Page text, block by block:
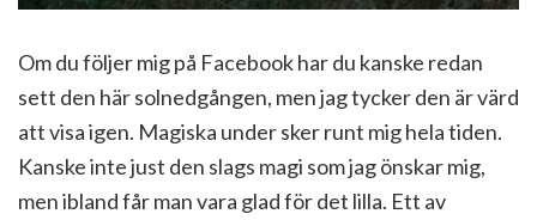
Om du följer mig på Facebook har du kanske redan
sett den här solnedgången, men jag tycker den är värd
att visa igen. Magiska under sker runt mig hela tiden.
Kanske inte just den slags magi som jag önskar mig,
men ibland får man vara glad för det lilla. Ett av